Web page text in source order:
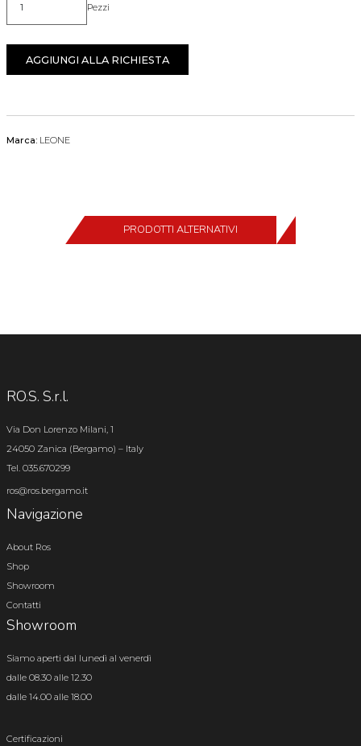
Quantità Pezzi
AGGIUNGI ALLA RICHIESTA
Marca: LEONE
PRODOTTI ALTERNATIVI
RO.S. S.r.l.
Via Don Lorenzo Milani, 1
24050 Zanica (Bergamo) – Italy
Tel. 035.670299
ros@ros.bergamo.it
Navigazione
About Ros
Shop
Showroom
Contatti
Showroom
Siamo aperti dal lunedì al venerdì
dalle 08.30 alle 12.30
dalle 14.00 alle 18.00
Certificazioni